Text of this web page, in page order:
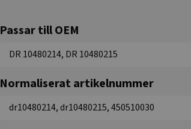
Passar till OEM
DR 10480214, DR 10480215
Normaliserat artikelnummer
dr10480214, dr10480215, 450510030